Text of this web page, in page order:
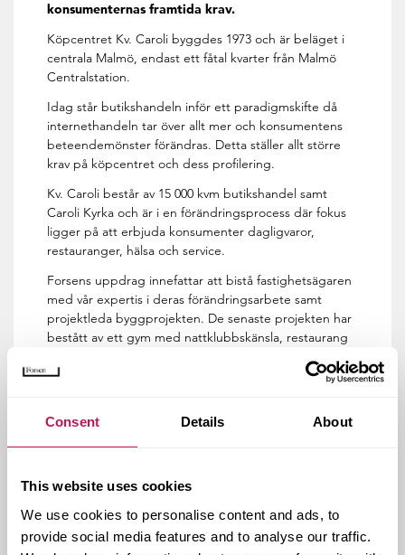
Consent Details About
This website uses cookies
We use cookies to personalise content and ads, to
provide social media features and to analyse our traffic.
konsumenternas framtida krav.
Köpcentret Kv. Caroli byggdes 1973 och är beläget i
centrala Malmö, endast ett fåtal kvarter från Malmö
Centralstation.
Idag står butikshandeln inför ett paradigmskifte då
internethandeln tar över allt mer och konsumentens
beteendemönster förändras. Detta ställer allt större
krav på köpcentret och dess profilering.
Kv. Caroli består av 15 000 kvm butikshandel samt
Caroli Kyrka och är i en förändringsprocess där fokus
ligger på att erbjuda konsumenter dagligvaror,
restauranger, hälsa och service.
Forsens uppdrag innefattar att bistå fastighetsägaren
med vår expertis i deras förändringsarbete samt
projektleda byggprojekten. De senaste projekten har
bestått av ett gym med nattklubbskänsla, restaurang
ny Lidlbutik.
utvecklingsarbetet
Kontakt hos Forsen: Anders Brieditis
Genomförandeform: CM - Construction